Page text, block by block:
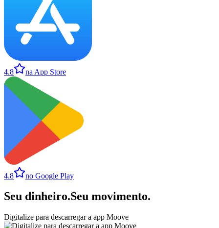
4.8 na App Store
4.8 no Google Play
Seu dinheiro.Seu movimento.
Digitalize para descarregar a app Moove